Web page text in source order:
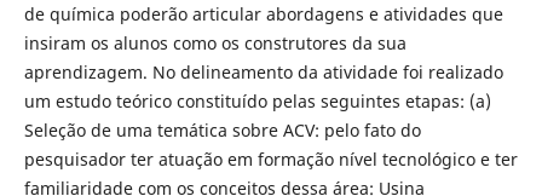
de química poderão articular abordagens e atividades que
insiram os alunos como os construtores da sua
aprendizagem. No delineamento da atividade foi realizado
um estudo teórico constituído pelas seguintes etapas: (a)
Seleção de uma temática sobre ACV: pelo fato do
pesquisador ter atuação em formação nível tecnológico e ter
familiaridade com os conceitos dessa área: Usina